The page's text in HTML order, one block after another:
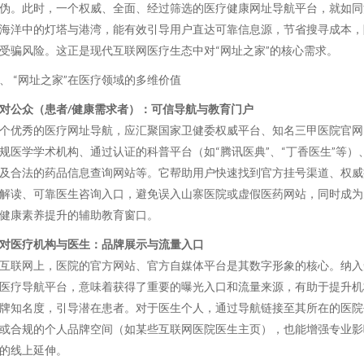
。此时，一个权威、全面、经过筛选的医疗健康网址导航平台，就如
洋中的灯塔与港湾，能有效引导用户直达可靠信息源，节省搜寻成本
骗风险。这正是现代互联网医疗生态中对“网址之家”的核心需求。
“网址之家”在医疗领域的多维价值
对公众（患者/健康需求者）：可信导航与教育门户
优秀的医疗网址导航，应汇聚国家卫健委权威平台、知名三甲医院官
医学学术机构、通过认证的科普平台（如“腾讯医典”、“丁香医生”等）
合法的药品信息查询网站等。它帮助用户快速找到官方挂号渠道、权
读、可靠医生咨询入口，避免误入山寨医院或虚假医药网站，同时成
康素养提升的辅助教育窗口。
对医疗机构与医生：品牌展示与流量入口
联网上，医院的官方网站、官方自媒体平台是其数字形象的核心。纳
疗导航平台，意味着获得了重要的曝光入口和流量来源，有助于提升
知名度，引导潜在患者。对于医生个人，通过导航链接至其所在的医
合规的个人品牌空间（如某些互联网医院医生主页），也能增强专业
线上延伸。